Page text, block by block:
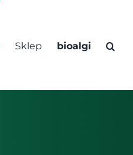
Sklep bioalgi